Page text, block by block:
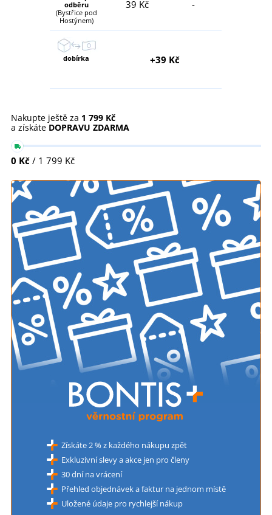
odběru
(Bystřice pod
Hostýnem)
39 Kč -
dobírka +39 Kč
Nakupte ještě za 1 799 Kč
a získáte DOPRAVU ZDARMA
0 Kč / 1 799 Kč
Získáte 2 % z každého nákupu zpět
Exkluzivní slevy a akce jen pro členy
30 dní na vrácení
Přehled objednávek a faktur na jednom místě
Uložené údaje pro rychlejší nákup